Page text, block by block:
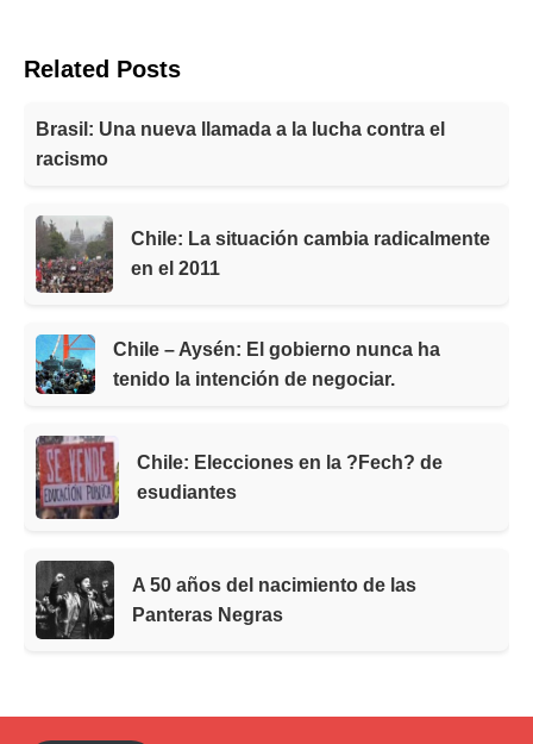
Related Posts
Brasil: Una nueva llamada a la lucha contra el
racismo
Chile: La situación cambia radicalmente
en el 2011
Chile – Aysén: El gobierno nunca ha
tenido la intención de negociar.
Chile: Elecciones en la ?Fech? de
esudiantes
A 50 años del nacimiento de las
Panteras Negras